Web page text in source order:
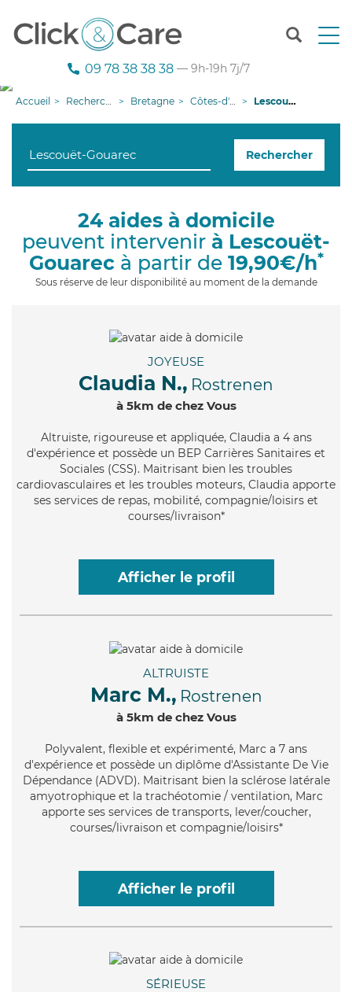
T
n
g
i
09 78 38 38 38 — 9h-19h 7j/7
Accueil Recherche aide à domicile Bretagne Côtes-d'armor Lescouët-Gouarec
Rechercher
24 aides à domicile
peuvent intervenir à Lescouët-
Gouarecà partir de 19,90€/h*
Sous réserve de leur disponibilité au moment de la demande
JOYEUSE
Claudia N., Rostrenen
à 5km de chez Vous
Altruiste, rigoureuse et appliquée, Claudia a 4 ans
d'expérience et possède un BEP Carrières Sanitaires et
Sociales (CSS). Maitrisant bien les troubles
cardiovasculaires et les troubles moteurs, Claudia apporte
ses services de repas, mobilité, compagnie/loisirs et
courses/livraison*
Afficher le profil
ALTRUISTE
Marc M., Rostrenen
à 5km de chez Vous
Polyvalent, flexible et expérimenté, Marc a 7 ans
d'expérience et possède un diplôme d'Assistante De Vie
Dépendance (ADVD). Maitrisant bien la sclérose latérale
amyotrophique et la trachéotomie / ventilation, Marc
apporte ses services de transports, lever/coucher,
courses/livraison et compagnie/loisirs*
Afficher le profil
SÉRIEUSE